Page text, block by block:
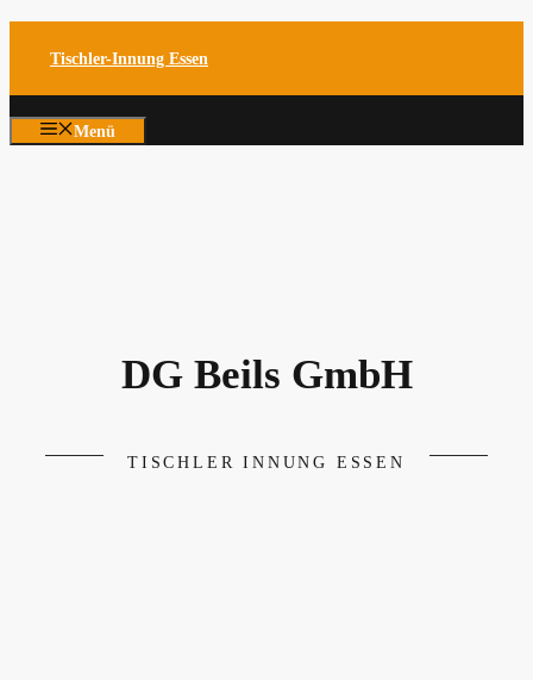
Inhalt
Tischler-Innung Essen
Menü
DG Beils GmbH
TISCHLER INNUNG ESSEN